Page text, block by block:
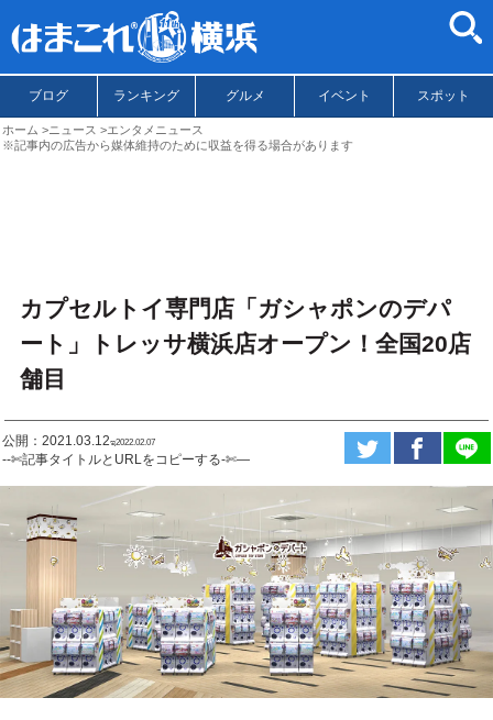
ブログ ランキング グルメ イベント スポット
ホーム ニュース
エンタメニュース
※記事内の広告から媒体維持のために収益を得る場合があります
カプセルトイ専門店「ガシャポンのデパ
ート」トレッサ横浜店オープン！全国20店
舗目
公開：2021.03.12ಇ2022.02.07
--✄記事タイトルとURLをコピーする-✄—